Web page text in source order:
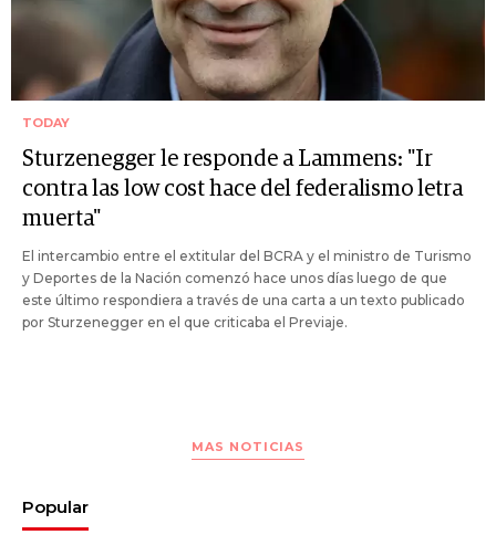
TODAY
Sturzenegger le responde a Lammens: "Ir
contra las low cost hace del federalismo letra
muerta"
El intercambio entre el extitular del BCRA y el ministro de Turismo
y Deportes de la Nación comenzó hace unos días luego de que
este último respondiera a través de una carta a un texto publicado
por Sturzenegger en el que criticaba el Previaje.
MAS NOTICIAS
Popular